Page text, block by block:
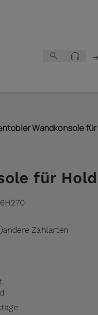
Wandkonsole
für
andere Zahlarten